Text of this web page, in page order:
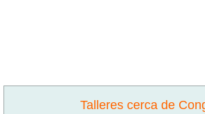
Talleres cerca de